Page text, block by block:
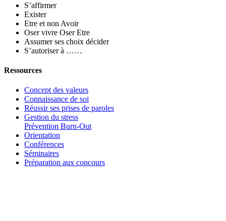
S’affirmer
Exister
Etre et non Avoir
Oser vivre Oser Etre
Assumer ses choix décider
S’autoriser à ……
Ressources
Concept des valeurs
Connaissance de soi
Réussir ses prises de paroles
Gestion du stress
Prévention Burn-Out
Orientation
Conférences
Séminaires
Préparation aux concours